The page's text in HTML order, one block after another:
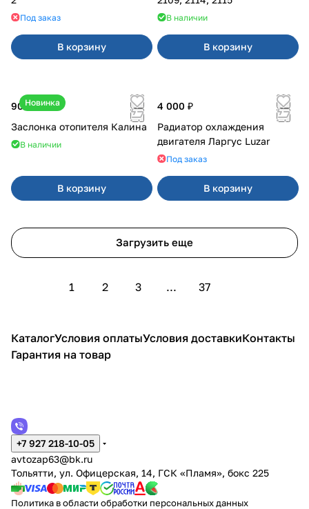
Под заказ
В корзину
В наличии
В корзину
Новинка
900 ₽
Заслонка отопителя Калина
В наличии
В корзину
4 000 ₽
Радиатор охлаждения
двигателя Ларгус Luzar
Под заказ
В корзину
Загрузить еще
1 2 3 ... 37
КаталогУсловия оплатыУсловия доставкиКонтакты
Гарантия на товар
+7 927 218-10-05
avtozap63@bk.ru
Тольятти, ул. Офицерская, 14, ГСК «Пламя», бокс 225
Политика в области обработки персональных данных